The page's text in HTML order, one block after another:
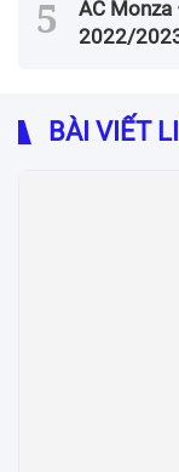
AC Monza
2022/
BÀI VIẾT